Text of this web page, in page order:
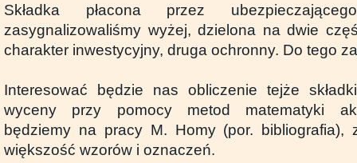
Składka płacona przez
zasygnalizowaliśmy wyżej, dzielona na dwie
charakter inwestycyjny, druga ochronny. Do tego
Interesować będzie nas obliczenie tejże
wyceny przy pomocy metod matematyki
będziemy na pracy M. Homy (por. bibliografia),
większość wzorów i oznaczeń.